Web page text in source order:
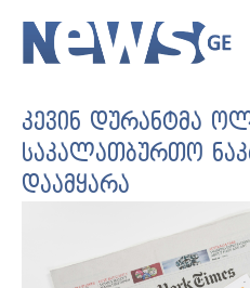
კევინ დურანტმა
საკალათბურთო
დაამყარა